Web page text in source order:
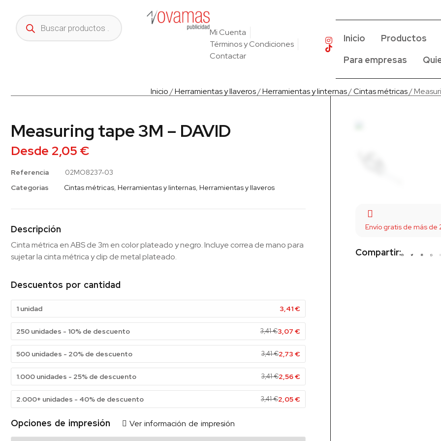
Mi Cuenta
Términos y Condiciones
Contactar
Inicio Productos
Para empresas
Inicio/Herramientas y llaveros/Herramientas y linternas/Cintas métricas/
Measuring tape 3M – DAVID
Desde 2,05 €
Referencia
02MO8237-03
Categorias
Cintas métricas Herramientas y linternas Herramientas y llaveros
Descripción
Cinta métrica en ABS de 3m en color plateado y negro. Incluye correa de mano para
sujetar la cinta métrica y clip de metal plateado.
Descuentos por cantidad
1 unidad 3,41€
250 unidades - 10% de descuento 3,41€3,07 €
500 unidades - 20% de descuento 3,41€2,73 €
1.000 unidades - 25% de descuento 3,41€2,56€
2.000+ unidades - 40% de descuento 3,41€2,05€
Opciones de impresión Ver información de impresión
Envío gratis de más de
Compartir: